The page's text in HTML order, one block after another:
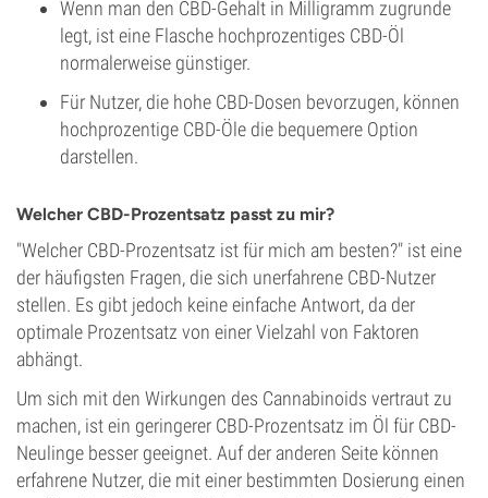
Wenn man den CBD-Gehalt in Milligramm zugrunde
legt, ist eine Flasche hochprozentiges CBD-Öl
normalerweise günstiger.
Für Nutzer, die hohe CBD-Dosen bevorzugen, können
hochprozentige CBD-Öle die bequemere Option
darstellen.
Welcher CBD-Prozentsatz passt zu mir?
"Welcher CBD-Prozentsatz ist für mich am besten?" ist eine
der häufigsten Fragen, die sich unerfahrene CBD-Nutzer
stellen. Es gibt jedoch keine einfache Antwort, da der
optimale Prozentsatz von einer Vielzahl von Faktoren
abhängt.
Um sich mit den Wirkungen des Cannabinoids vertraut zu
machen, ist ein geringerer CBD-Prozentsatz im Öl für CBD-
Neulinge besser geeignet. Auf der anderen Seite können
erfahrene Nutzer, die mit einer bestimmten Dosierung einen